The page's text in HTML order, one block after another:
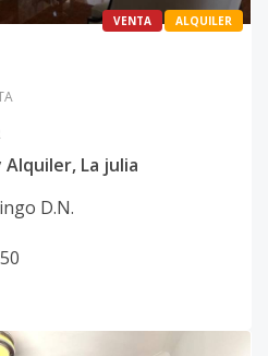
VENTA ALQUILER
La julia
D.N.